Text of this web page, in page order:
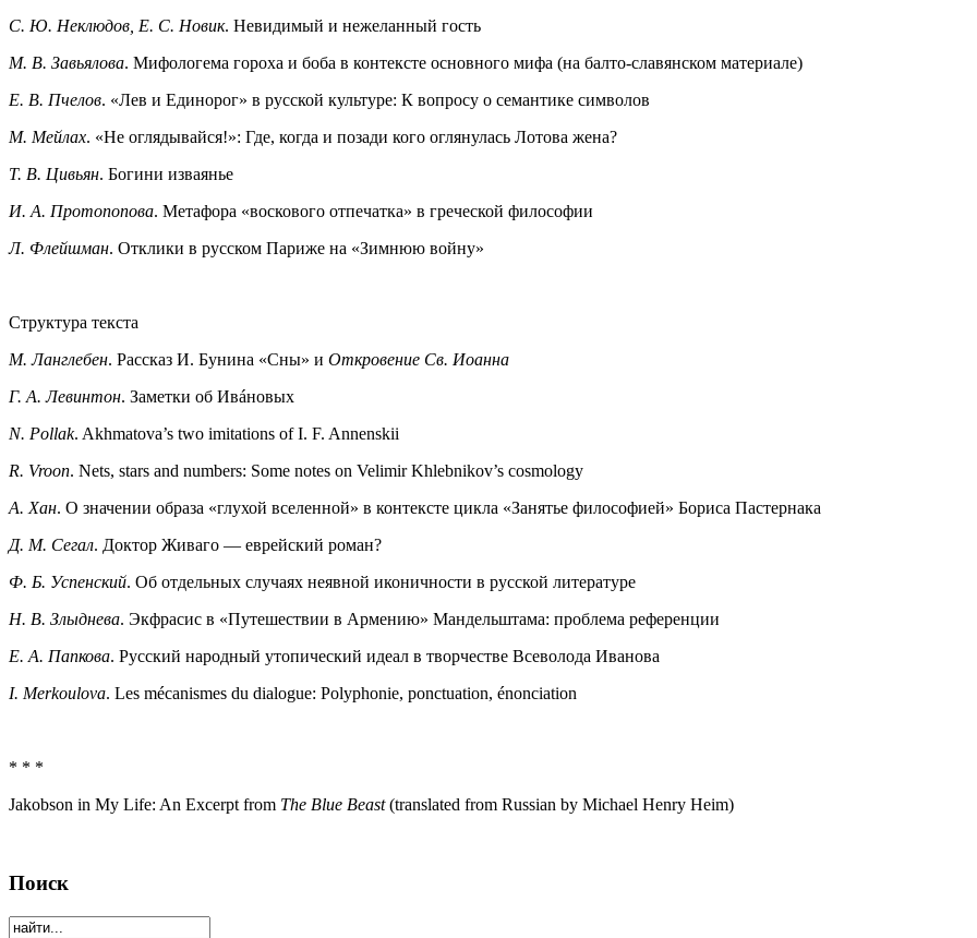
С. Ю. Неклюдов, Е. С. Новик. Невидимый и нежеланный гость
М. В. Завьялова. Мифологема гороха и боба в контексте основного мифа (на балто-славянском материале)
Е. В. Пчелов. «Лев и Единорог» в русской культуре: К вопросу о семантике символов
М. Мейлах. «Не оглядывайся!»: Где, когда и позади кого оглянулась Лотова жена?
Т. В. Цивьян. Богини изваянье
И. А. Протопопова. Метафора «воскового отпечатка» в греческой философии
Л. Флейшман. Отклики в русском Париже на «Зимнюю войну»
Структура текста
M. Ланглебен. Рассказ И. Бунина «Сны» и Откровение Св. Иоанна
Г. А. Левинтон. Заметки об Ивáновых
N. Pollak. Akhmatova’s two imitations of I. F. Annenskii
R. Vroon. Nets, stars and numbers: Some notes on Velimir Khlebnikov’s cosmology
А. Хан. О значении образа «глухой вселенной» в контексте цикла «Занятье философией» Бориса Пастернака
Д. М. Сегал. Доктор Живаго — еврейский роман?
Ф. Б. Успенский. Об отдельных случаях неявной иконичности в русской литературе
Н. В. Злыднева. Экфрасис в «Путешествии в Армению» Мандельштама: проблема референции
Е. А. Папкова. Русский народный утопический идеал в творчестве Всеволода Иванова
I. Merkoulova. Les mécanismes du dialogue: Polyphonie, ponctuation, énonciation
* * *
Jakobson in My Life: An Excerpt from The Blue Beast(translated from Russian by Michael Henry Heim)
Поиск